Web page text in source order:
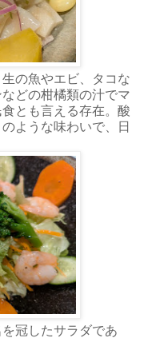
の魚やエビ、タコな
どの柑橘類の汁でマ
とも言える存在。酸
ような味わいで、日
冠したサラダであ